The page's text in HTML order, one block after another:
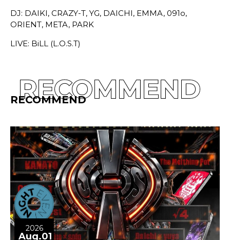
DJ: DAIKI, CRAZY-T, YG, DAICHI, EMMA, 091o,
ORIENT, META, PARK
LIVE: BiLL (L.O.S.T)
RECOMMEND
RECOMMEND
2026
Aug.01